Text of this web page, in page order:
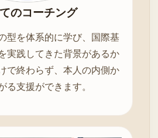
のコーチング
型を体系的に学び、国際基
実践してきた背景があるか
で終わらず、本人の内側か
る支援ができます。